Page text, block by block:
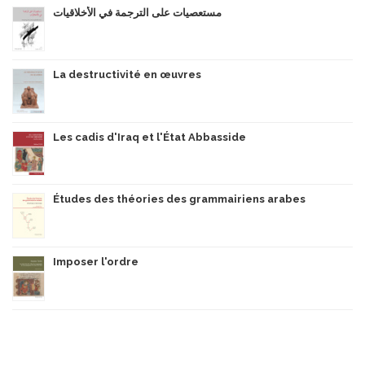
مستعصيات على الترجمة في الأخلاقيات
La destructivité en œuvres
Les cadis d'Iraq et l'État Abbasside
Études des théories des grammairiens arabes
Imposer l'ordre